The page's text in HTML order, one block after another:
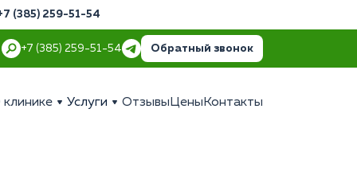
(385) 259-51-54
+7 (385) 259-51-54 Обратный звонок
Услуги Отзывы Цены Контакты